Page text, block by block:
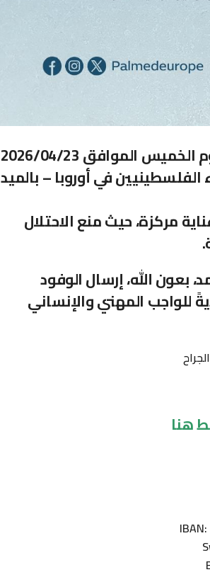
الـ 38 لتجمع الأطباء الفلسطينيين في أوروبا – بالميد
مركزة، حيث منع الاحتلال
بعون الله، إرسال الوفود
للواجب المهني والإنساني